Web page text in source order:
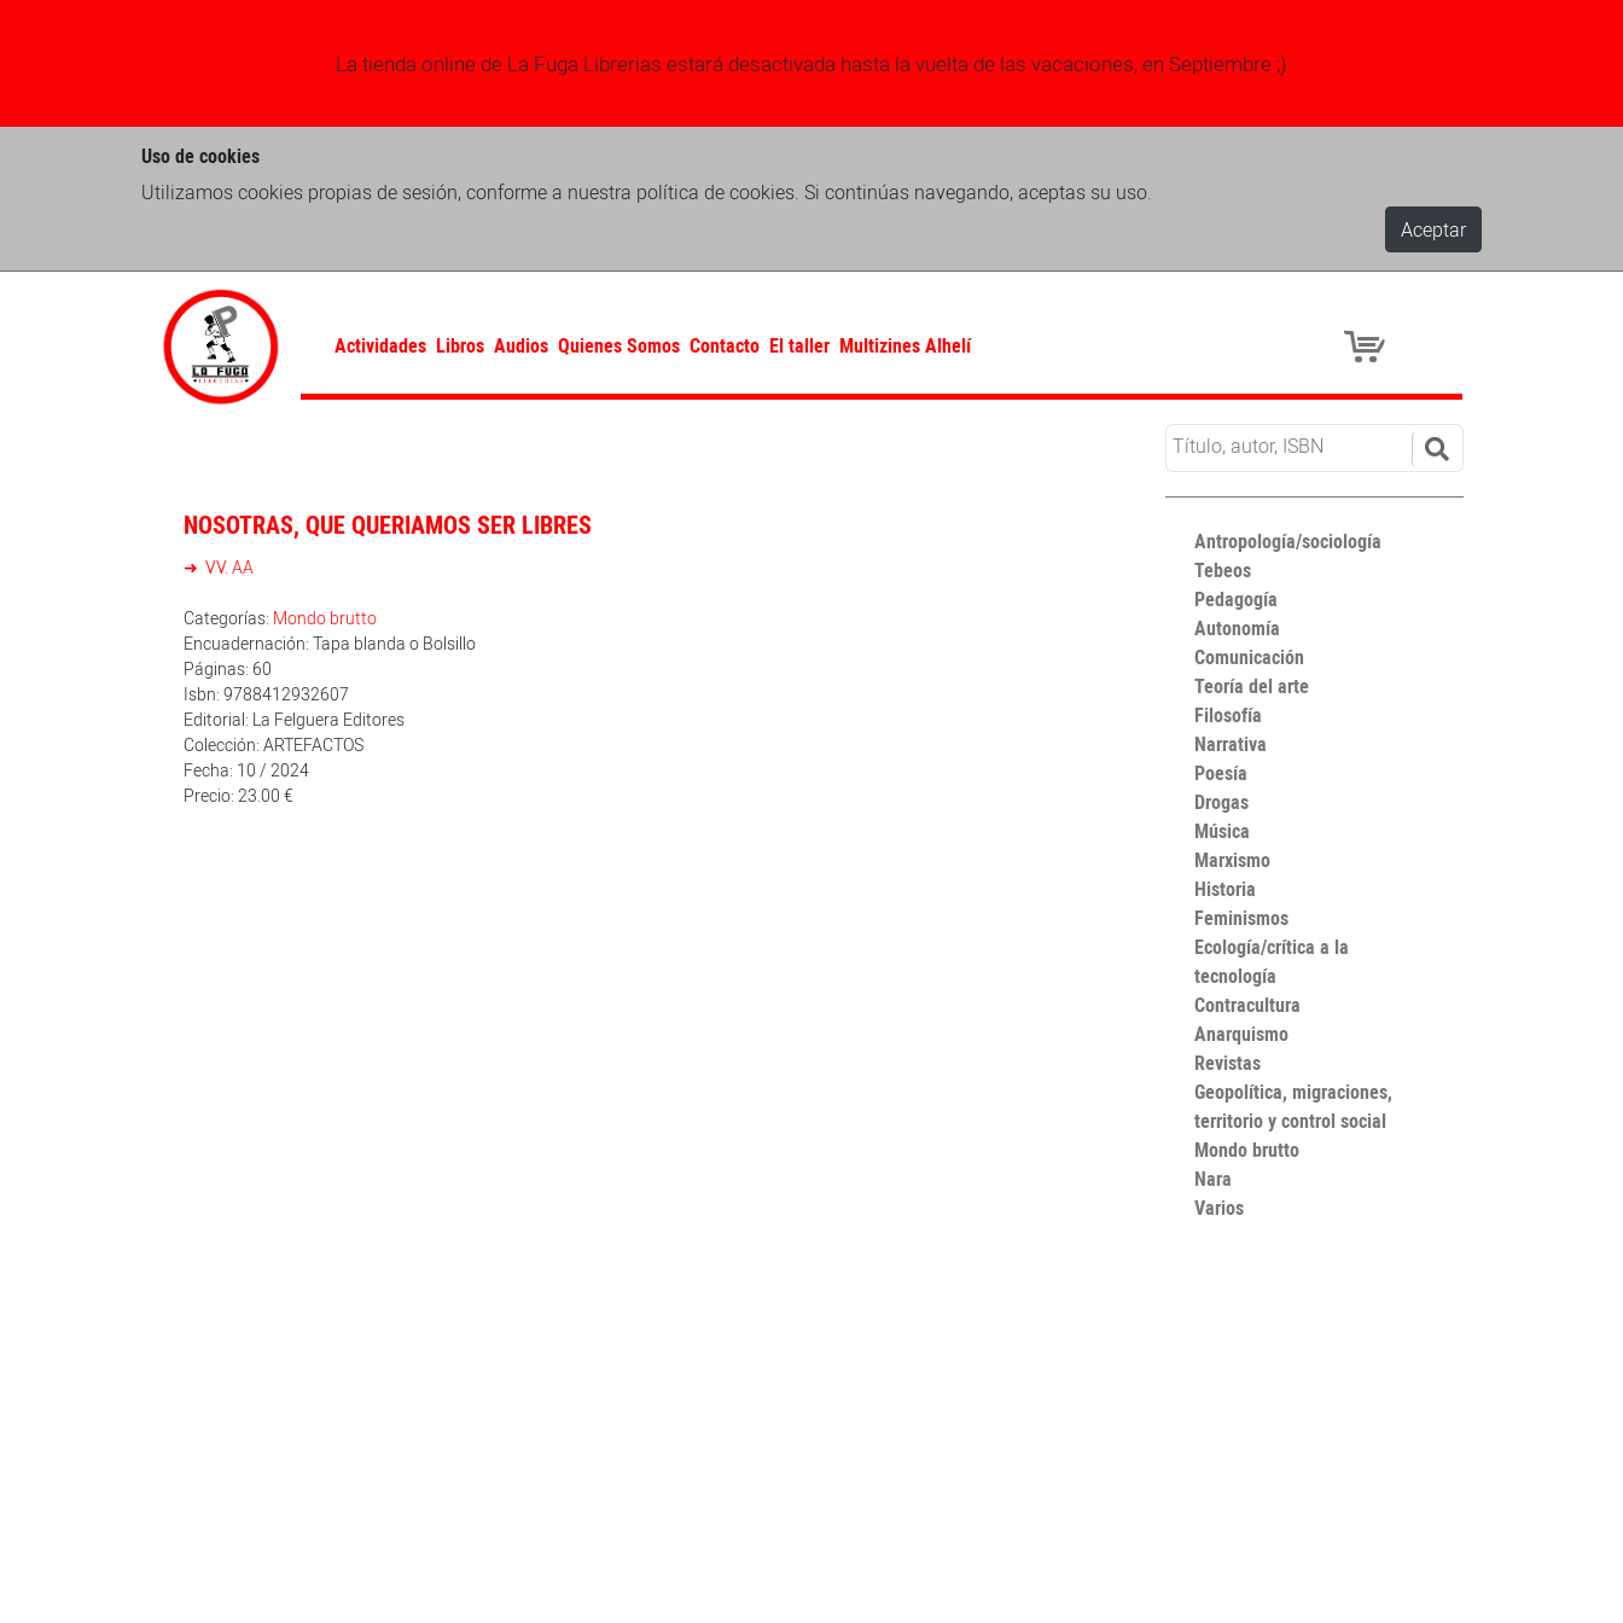
La tienda online de La Fuga Librerias estará desactivada hasta la vuelta de las vacaciones, en Septiembre ;)
Uso de cookies
Utilizamos cookies propias de sesión, conforme a nuestra política de cookies. Si continúas navegando, aceptas su uso.
Aceptar
Actividades Libros Audios Quienes Somos Contacto El taller Multizines Alhelí
NOSOTRAS, QUE QUERIAMOS SER LIBRES
VV. AA
Categorías: Mondo brutto
Encuadernación: Tapa blanda o Bolsillo
Páginas: 60
Isbn: 9788412932607
Editorial: La Felguera Editores
Colección: ARTEFACTOS
Fecha: 10 / 2024
Precio: 23.00 €
Antropología/sociología
Tebeos
Pedagogía
Autonomía
Comunicación
Teoría del arte
Filosofía
Narrativa
Poesía
Drogas
Música
Marxismo
Historia
Feminismos
Ecología/crítica a la
tecnología
Contracultura
Anarquismo
Revistas
Geopolítica, migraciones,
territorio y control social
Mondo brutto
Nara
Varios